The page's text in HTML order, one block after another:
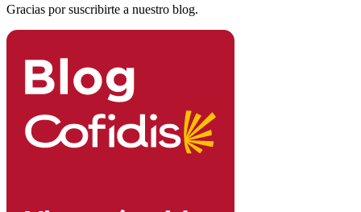
Gracias por suscribirte a nuestro blog.